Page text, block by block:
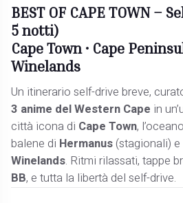
BEST OF CAPE TOWN –
5 notti)
Cape Town • Cape
Winelands
Un itinerario self-drive breve,
3 anime del Western Cape in
città icona di Cape Town,
balene di Hermanus (stagionali)
Winelands. Ritmi rilassati, tappe
BB, e tutta la libertà del self-drive.